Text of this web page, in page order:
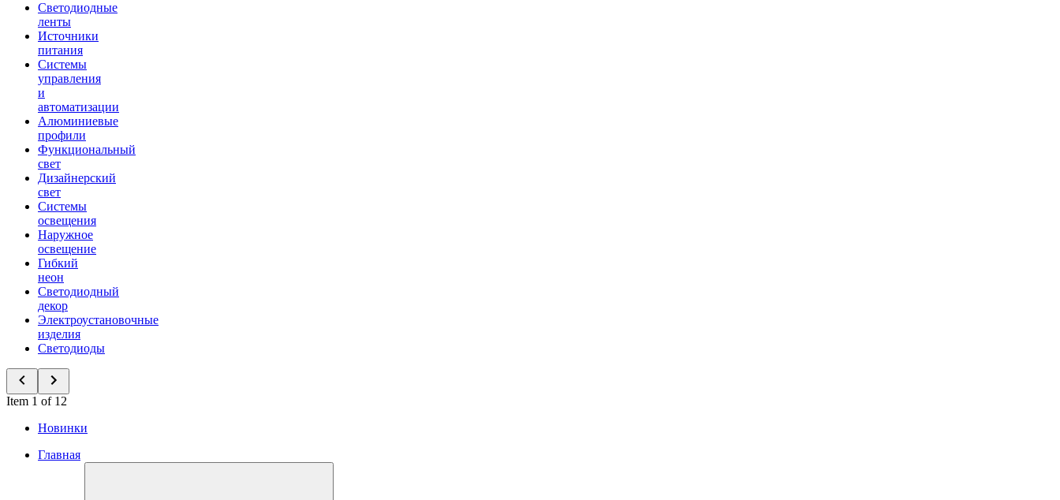
Светодиодные
ленты
Источники
питания
Системы
управления
и
автоматизации
Алюминиевые
профили
Функциональный
свет
Дизайнерский
свет
Системы
освещения
Наружное
освещение
Гибкий
неон
Светодиодный
декор
Электроустановочные
изделия
Светодиоды
Item 1 of 12
Новинки
Главная